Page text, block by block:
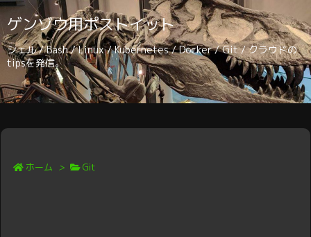
ゲンゾウ用ポストイット
シェル / Bash / Linux / Kubernetes / Docker / Git / クラウドの
tipsを発信。
ホーム > Git